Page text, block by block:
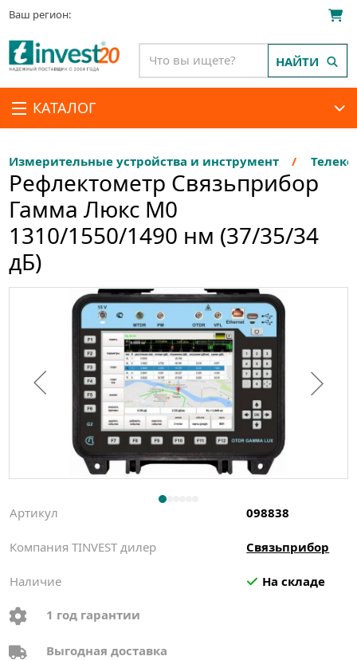
Ваш регион:
КАТАЛОГ
НАЙТИ
Измерительные устройства и инструмент
Рефлектометр Связьприбор
Гамма Люкс M0
1310/1550/1490 нм (37/35/34
дБ)
Артикул 098838
Компания TINVEST дилер Связьприбор
Наличие На складе
1 год гарантии
Выгодная доставка